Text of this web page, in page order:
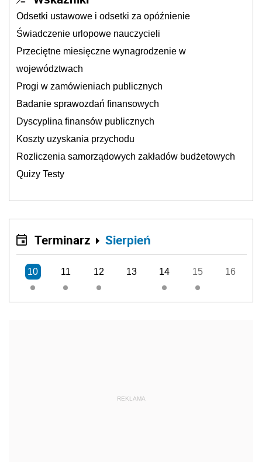
Odsetki ustawowe i odsetki za opóźnienie
Świadczenie urlopowe nauczycieli
Przeciętne miesięczne wynagrodzenie w
województwach
Progi w zamówieniach publicznych
Badanie sprawozdań finansowych
Dyscyplina finansów publicznych
Koszty uzyskania przychodu
Rozliczenia samorządowych zakładów budżetowych
Quizy Testy
Terminarz Sierpień
10 11 12 13 14 15 16
REKLAMA